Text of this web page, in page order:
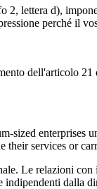
lettera d),
perché il
dell'articolo
sized enterprises
their services or
Le relazioni
dalla